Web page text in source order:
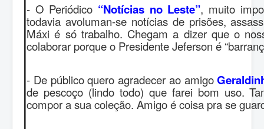
- O Periódico “Notícias no Leste”, muito
todavia avoluman-se notícias de prisões,
Máxi é só trabalho. Chegam a dizer que o
colaborar porque o Presidente Jeferson é
- De público quero agradecer ao amigo
de pescoço (lindo todo) que farei bom uso.
compor a sua coleção. Amigo é coisa pra se